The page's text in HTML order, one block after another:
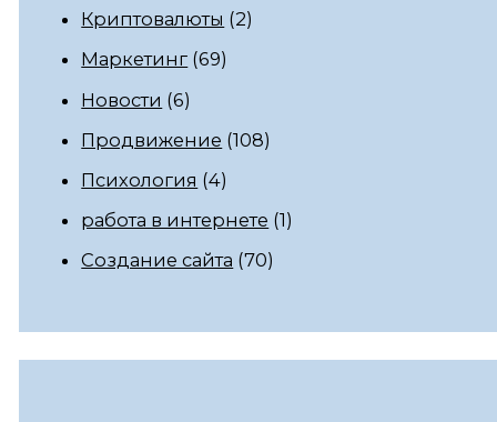
Криптовалюты (2)
Маркетинг (69)
Новости (6)
Продвижение (108)
Психология (4)
работа в интернете (1)
Создание сайта (70)